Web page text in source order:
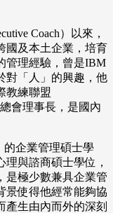
Coach）以來，
國及本土企業，培育
管理經驗，曾是IBM
對「人」的興趣，他
教練聯盟
總會理事長，是國內
的企業管理碩士學
與諮商碩士學位，
是極少數兼具企業管
景使得他經常能夠協
產生由內而外的深刻